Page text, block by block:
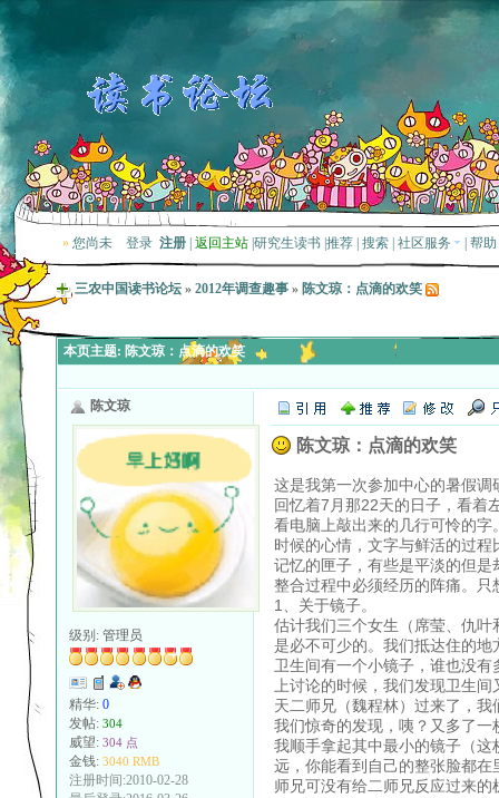
» 您尚未 登录 注册 返回主站 研究生读书 推荐 搜索 社区服务 帮助
三农中国读书论坛 » 2012年调查趣事 » 陈文琼：点滴的欢笑
本页主题: 陈文琼：点滴的欢笑
陈文琼
级别: 管理员
精华: 0
发帖: 304
威望: 304 点
金钱: 3040 RMB
注册时间:2010-02-28
陈文琼：点滴的欢笑
这是我第一次参加中心的暑假调
回忆着7月那22天的日子，看着
看电脑上敲出来的几行可怜的
时候的心情，文字与鲜活的过
记忆的匣子，有些是平淡的但
整合过程中必须经历的阵痛。
1、关于镜子。
估计我们三个女生（席莹、仇
是必不可少的。我们抵达住的
卫生间有一个小镜子，谁也没
上讨论的时候，我们发现卫生
天二师兄（魏程林）过来了，
我们惊奇的发现，咦？又多了一
我顺手拿起其中最小的镜子（
远，你能看到自己的整张脸都
师兄可没有给二师兄反应过来